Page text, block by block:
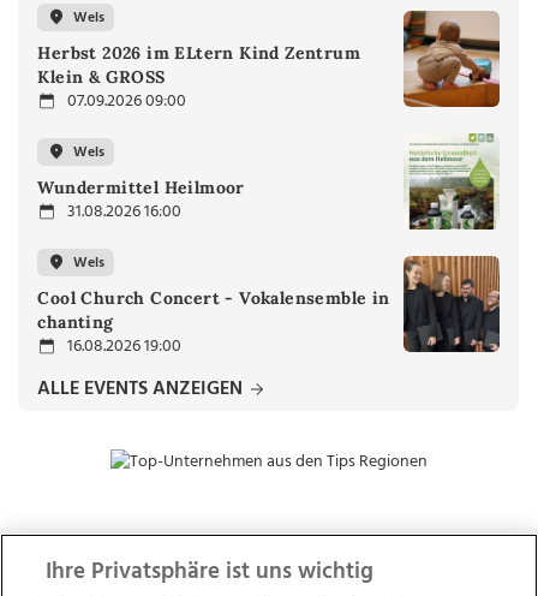
Wels
Herbst 2026 im ELtern Kind Zentrum
Klein & GROSS
07.09.2026 09:00
Wels
Wundermittel Heilmoor
31.08.2026 16:00
Wels
Cool Church Concert - Vokalensemble in
chanting
16.08.2026 19:00
ALLE EVENTS ANZEIGEN
ZUR NACHRICHTENÜBERSICHT
Ihre Privatsphäre ist uns wichtig